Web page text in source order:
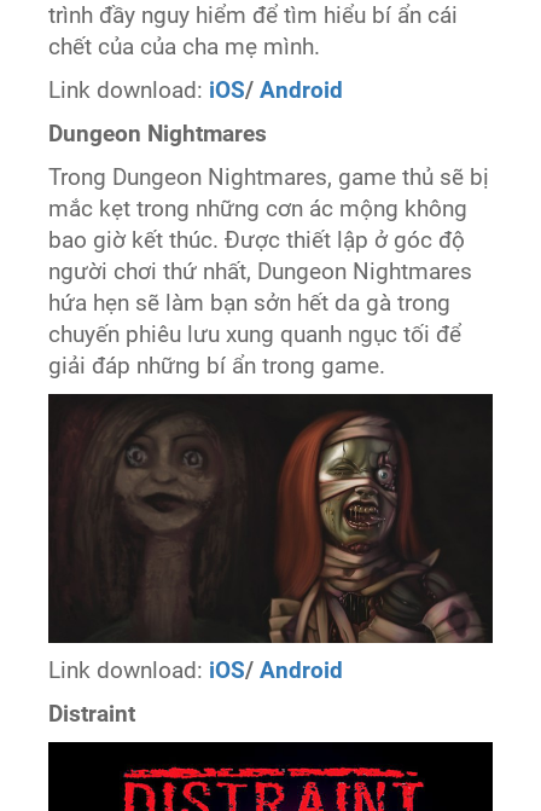
trình đầy nguy hiểm để tìm hiểu bí ẩn cái
chết của của cha mẹ mình.
Link download: iOS/Android
Dungeon Nightmares
Trong Dungeon Nightmares, game thủ sẽ bị
mắc kẹt trong những cơn ác mộng không
bao giờ kết thúc. Được thiết lập ở góc độ
người chơi thứ nhất, Dungeon Nightmares
hứa hẹn sẽ làm bạn sởn hết da gà trong
chuyến phiêu lưu xung quanh ngục tối để
giải đáp những bí ẩn trong game.
Link download: iOS/Android
Distraint